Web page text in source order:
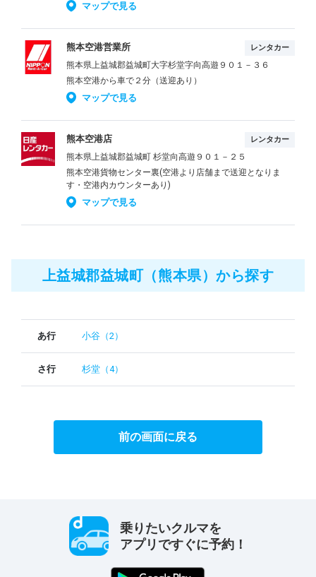
マップで見る
熊本空港営業所 レンタカー
熊本県上益城郡益城町大字杉堂字向高遊９０１－３６
熊本空港から車で２分（送迎あり）
マップで見る
熊本空港店 レンタカー
熊本県上益城郡益城町 杉堂向高遊９０１－２５
熊本空港貨物センター裏(空港より店舗まで送迎となりま
す・空港内カウンターあり)
マップで見る
上益城郡益城町（熊本県）から探す
あ行 小谷（2）
さ行 杉堂（4）
前の画面に戻る
乗りたいクルマを
アプリですぐに予約！